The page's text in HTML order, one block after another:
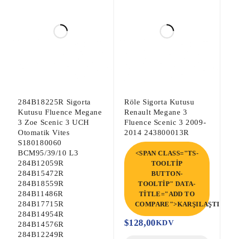
284B18225R Sigorta
Kutusu Fluence Megane
3 Zoe Scenic 3 UCH
Otomatik Vites
S180180060
BCM95/39/10 L3
284B12059R
284B15472R
284B18559R
284B11486R
284B17715R
284B14954R
284B14576R
284B12249R
Röle Sigorta Kutusu
Renault Megane 3
Fluence Scenic 3 2009-
2014 243800013R
<SPAN CLASS="TS-
TOOLTIP
BUTTON-
TOOLTIP" DATA-
TITLE="ADD TO
$128,00KDV